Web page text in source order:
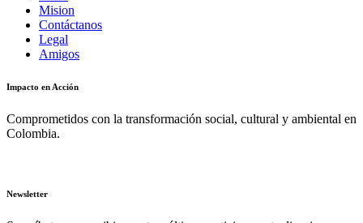
Mision
Contáctanos
Legal
Amigos
Impacto en Acción
Comprometidos con la transformación social, cultural y ambiental en
Colombia.
Newsletter